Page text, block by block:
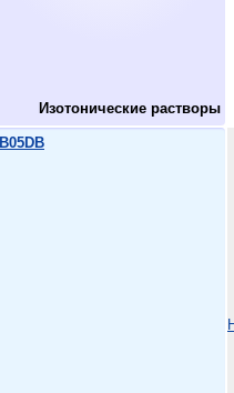
Изотонические растворы
B05DB